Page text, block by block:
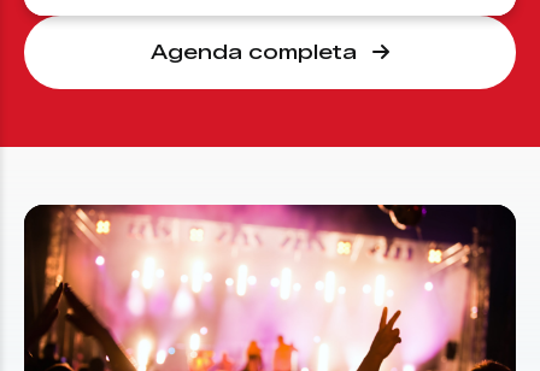
Agenda completa